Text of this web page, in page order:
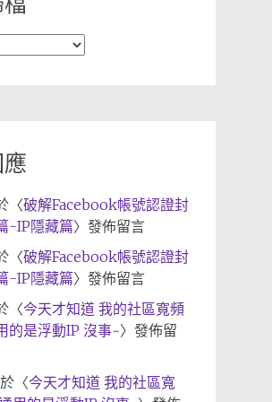
〈破解Facebook帳號認證封
-IP隱藏篇〉發佈留言
〈破解Facebook帳號認證封
-IP隱藏篇〉發佈留言
〈今天才知道 我的社區寬頻
的是浮動IP 沒事~〉發佈留
〈今天才知道 我的社區寬